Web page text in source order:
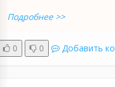
Подробнее >>
0 0 Добавить